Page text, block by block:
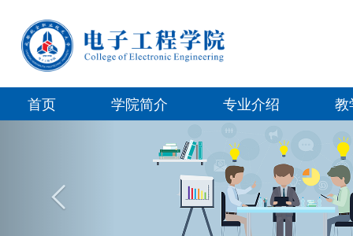
首页 学院简介 专业介绍 教